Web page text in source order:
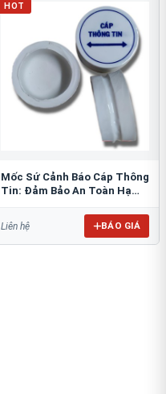
HOT
Mốc Sứ Cảnh Báo Cáp Thông
Tin: Đảm Bảo An Toàn Hạ
Liên hệ BÁO GIÁ